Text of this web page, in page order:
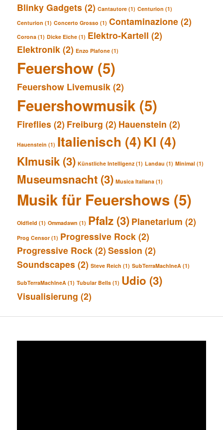
Blinky Gadgets (2) Cantautore (1) Centurion (1)
Centurion (1) Concerto Grosso (1) Contaminazione (2)
Corona (1) Dicke Eiche (1) Elektro-Kartell (2)
Elektronik (2) Enzo Plafone (1)
Feuershow (5)
Feuershow Livemusik (2)
Feuershowmusik (5)
Fireflies (2) Freiburg (2) Hauenstein (2)
Hauenstein (1) Italienisch (4)KI (4)
KImusik (3) Künstliche Intelligenz (1) Landau (1) Minimal (1)
Museumsnacht (3) Musica Italiana (1)
Musik für Feuershows (5)
Oldfield (1) Ommadawn (1) Pfalz (3) Planetarium (2)
Prog Censor (1) Progressive Rock (2)
Progressive Rock (2) Session (2)
Soundscapes (2) Steve Reich (1) SubTerraMachIneA (1)
SubTerraMachIneA (1) Tubular Bells (1) Udio (3)
Visualisierung (2)